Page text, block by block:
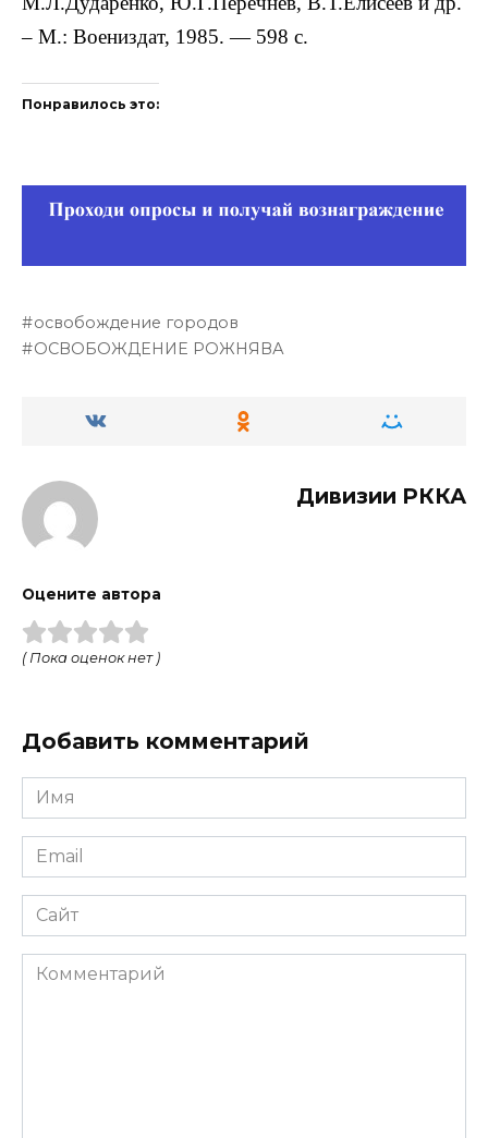
– М.: Воениздат, 1985. — 598 с.
Понравилось это:
освобождение городов
ОСВОБОЖДЕНИЕ РОЖНЯВА
Дивизии РККА
Оцените автора
( Пока оценок нет )
Добавить комментарий
Имя
Email
Сайт
Комментарий